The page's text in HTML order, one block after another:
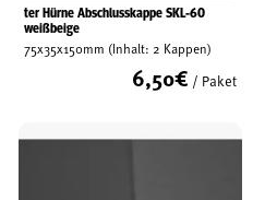
ter Hürne Abschlusskappe SKL-60
weißbeige
75x35x150mm (Inhalt: 2 Kappen)
6,50€ / Paket